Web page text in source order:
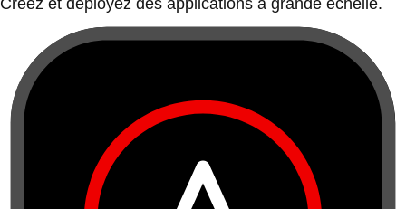
Créez et déployez des applications à grande échelle.